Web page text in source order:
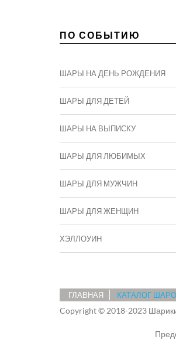
ПО СОБЫТИЮ
ШАРЫ НА ДЕНЬ РОЖДЕНИЯ
ШАРЫ ДЛЯ ДЕТЕЙ
ШАРЫ НА ВЫПИСКУ
ШАРЫ ДЛЯ ЛЮБИМЫХ
ШАРЫ ДЛЯ МУЖЧИН
ШАРЫ ДЛЯ ЖЕНЩИН
ХЭЛЛОУИН
ГЛАВНАЯ КАТАЛОГ
Copyright © 2018-2023